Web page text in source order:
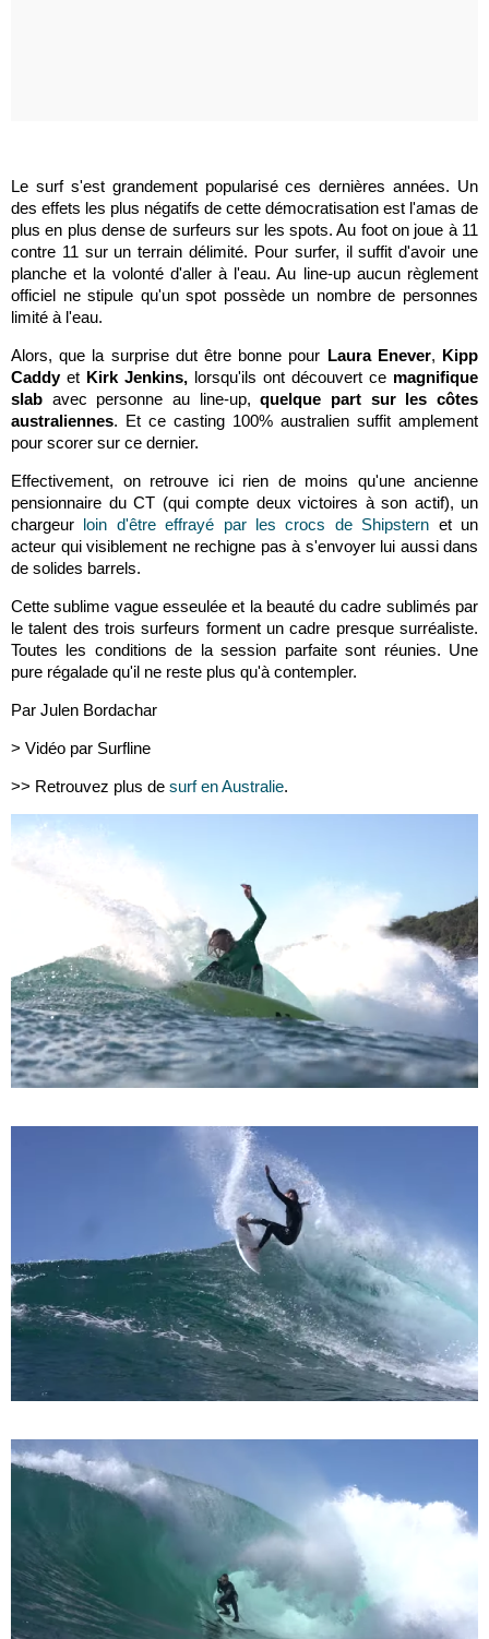
Le surf s'est grandement popularisé ces dernières années. Un
des effets les plus négatifs de cette démocratisation est l'amas de
plus en plus dense de surfeurs sur les spots. Au foot on joue à 11
contre 11 sur un terrain délimité. Pour surfer, il suffit d'avoir une
planche et la volonté d'aller à l'eau. Au line-up aucun règlement
officiel ne stipule qu'un spot possède un nombre de personnes
limité à l'eau.
Alors, que la surprise dut être bonne pour Laura Enever, Kipp
Caddyet Kirk Jenkins, lorsqu'ils ont découvert ce magnifique
slab avec personne au line-up,quelque part sur les côtes
australiennes. Et ce casting 100% australien suffit amplement
pour scorer sur ce dernier.
Effectivement, on retrouve ici rien de moins qu'une ancienne
pensionnaire du CT (qui compte deux victoires à son actif), un
chargeur loin d'être effrayé par les crocs de Shipstern et un
acteur qui visiblement ne rechigne pas à s'envoyer lui aussi dans
de solides barrels.
Cette sublime vague esseulée et la beauté du cadre sublimés par
le talent des trois surfeurs forment un cadre presque surréaliste.
Toutes les conditions de la session parfaite sont réunies. Une
pure régalade qu'il ne reste plus qu'à contempler.
Par Julen Bordachar
> Vidéo par Surfline
>> Retrouvez plus de surf en Australie.